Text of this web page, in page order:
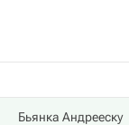
Бьянка Андрееску